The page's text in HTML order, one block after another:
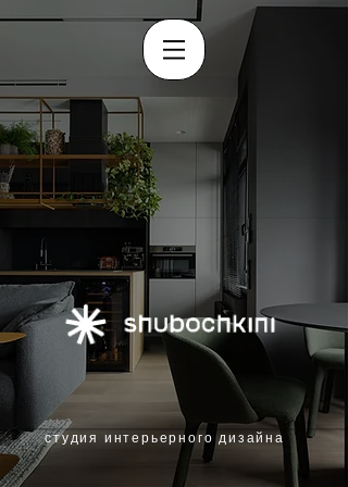
студия интерьерного дизайна